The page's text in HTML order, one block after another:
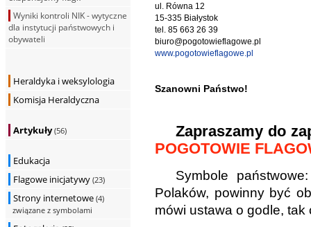
Wyniki kontroli NIK - wytyczne
dla instytucji państwowych i
obywateli
Heraldyka i weksylologia
Komisja Heraldyczna
Artykuły (56)
Edukacja
Flagowe inicjatywy (23)
Strony internetowe (4)
związane z symbolami
ul. Równa 12
15-335 Białystok
tel. 85 663 26 39
biuro@pogotowieflagowe.pl
www.pogotowieflagowe.pl
Szanowni Państwo!
Zapraszamy do
POGOTOWIE
Symbole
Polaków, powinny być
mówi ustawa o godle, tak